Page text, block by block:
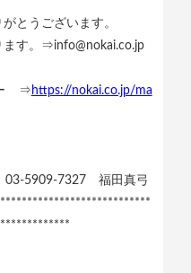
とうございます。
ます。⇒info@nokai.co.jp
ー ⇒ https://nokai.co.jp/ma
5909-7327 福田真弓